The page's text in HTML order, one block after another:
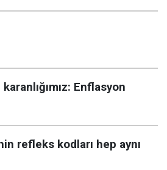
Enflasyon
refleks kodları hep aynı